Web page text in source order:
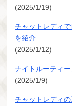
(2025/1/19)
チャットレディ
を紹介
(2025/1/12)
ナイトルーティ
(2025/1/9)
チャットレディ